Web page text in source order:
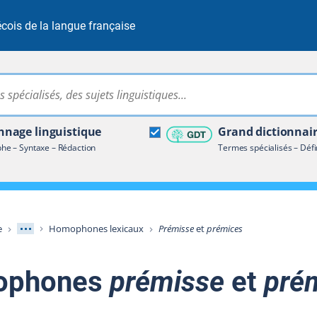
de la langue française
Rechercher dans tout le site
linguistique
– Syntaxe – Rédaction
Grand
Termes spécialisés –
terminologique
Afficher les niveaux intermédiaires
Homophones lexicaux Prémisseetprémices
prémisse et